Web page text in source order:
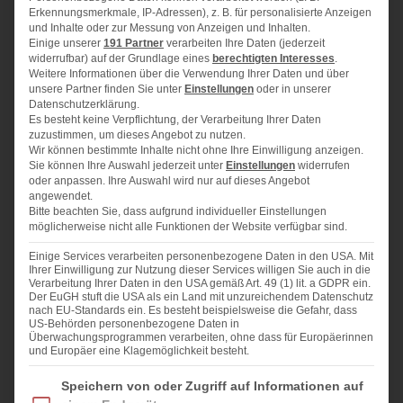
250 gZucker
400ml Sahne
Eier
Abrieb einer Zitrone / Orange
EL Zitronensaft /Orangensaft
EL Vanillepaste
50 gMehl
Prise Salz
ZUBEREITUNG
cm Springform mit einem großen Stück Backpapier
Erkennungsmerkmale, IP-Adressen), z. B. für personalisierte Anzeigen
und Inhalte oder zur Messung von Anzeigen und Inhalten.
Einige unserer 191 Partner verarbeiten Ihre Daten (jederzeit
widerrufbar) auf der Grundlage eines berechtigten Interesses.
Weitere Informationen über die Verwendung Ihrer Daten und über
unsere Partner finden Sie unter Einstellungen oder in unserer
Datenschutzerklärung.
Es besteht keine Verpflichtung, der Verarbeitung Ihrer Daten
zuzustimmen, um dieses Angebot zu nutzen.
Wir können bestimmte Inhalte nicht ohne Ihre Einwilligung anzeigen.
Sie können Ihre Auswahl jederzeit unter Einstellungen widerrufen
oder anpassen. Ihre Auswahl wird nur auf dieses Angebot
angewendet.
Bitte beachten Sie, dass aufgrund individueller Einstellungen
möglicherweise nicht alle Funktionen der Website verfügbar sind.
Einige Services verarbeiten personenbezogene Daten in den USA. Mit
Ihrer Einwilligung zur Nutzung dieser Services willigen Sie auch in die
Verarbeitung Ihrer Daten in den USA gemäß Art. 49 (1) lit. a GDPR ein.
Der EuGH stuft die USA als ein Land mit unzureichendem Datenschutz
nach EU-Standards ein. Es besteht beispielsweise die Gefahr, dass
US-Behörden personenbezogene Daten in
Überwachungsprogrammen verarbeiten, ohne dass für Europäerinnen
und Europäer eine Klagemöglichkeit besteht.
Im Folgenden finden Sie eine Liste der Zwecke des IAB Transparency and
Speichern von oder Zugriff auf Informationen auf